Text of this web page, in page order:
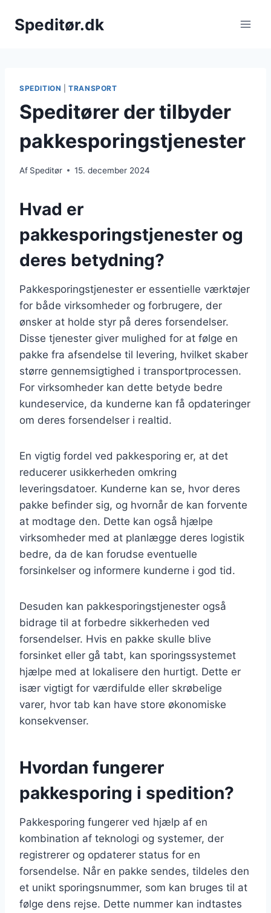
Speditør.dk
SPEDITION |TRANSPORT
Speditører der tilbyder
pakkesporingstjenester
Af Speditør 15. december 2024
Hvad er
pakkesporingstjenester og
deres betydning?
Pakkesporingstjenester er essentielle værktøjer
for både virksomheder og forbrugere, der
ønsker at holde styr på deres forsendelser.
Disse tjenester giver mulighed for at følge en
pakke fra afsendelse til levering, hvilket skaber
større gennemsigtighed i transportprocessen.
For virksomheder kan dette betyde bedre
kundeservice, da kunderne kan få opdateringer
om deres forsendelser i realtid.
En vigtig fordel ved pakkesporing er, at det
reducerer usikkerheden omkring
leveringsdatoer. Kunderne kan se, hvor deres
pakke befinder sig, og hvornår de kan forvente
at modtage den. Dette kan også hjælpe
virksomheder med at planlægge deres logistik
bedre, da de kan forudse eventuelle
forsinkelser og informere kunderne i god tid.
Desuden kan pakkesporingstjenester også
bidrage til at forbedre sikkerheden ved
forsendelser. Hvis en pakke skulle blive
forsinket eller gå tabt, kan sporingssystemet
hjælpe med at lokalisere den hurtigt. Dette er
især vigtigt for værdifulde eller skrøbelige
varer, hvor tab kan have store økonomiske
konsekvenser.
Hvordan fungerer
pakkesporing i spedition?
Pakkesporing fungerer ved hjælp af en
kombination af teknologi og systemer, der
registrerer og opdaterer status for en
forsendelse. Når en pakke sendes, tildeles den
et unikt sporingsnummer, som kan bruges til at
følge dens rejse. Dette nummer kan indtastes